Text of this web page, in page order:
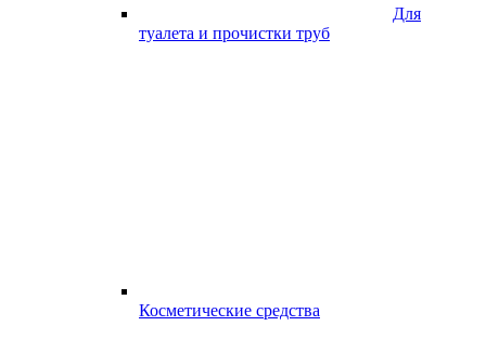
Для
туалета и прочистки труб
Косметические средства